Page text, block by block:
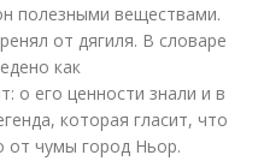
полезными веществами.
от дягиля. В словаре
как
о его ценности знали и в
которая гласит, что
от чумы город Ньор.